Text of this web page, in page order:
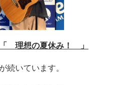
理想の夏休み！ 」
続いています。